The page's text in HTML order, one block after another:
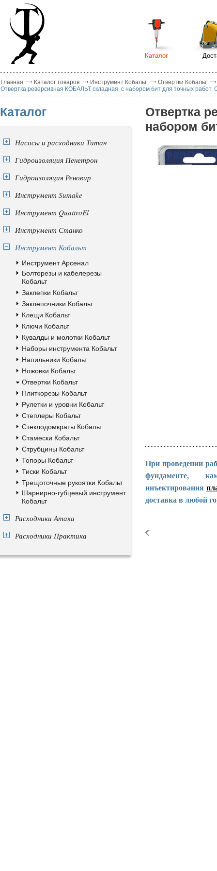
Каталог
Главная Каталог товаров Инструмент Кобальт
Отвертки Кобальт
Отвертка реверсивная КОБАЛЬТ складная, с набором бит для точных работ,
Каталог
Насосы и расходники Титан
Гидроизоляция Пенетрон
Гидроизоляция Реновир
Инструмент Sumake
Инструмент QuattroEl
Инструмент Станко
Инструмент Кобальт
Инструмент Арсенал
Болторезы и кабелерезы
Кобальт
Заклепки Кобальт
Заклепочники Кобальт
Клещи Кобальт
Ключи Кобальт
Кувалды и молотки Кобальт
Наборы инструмента Кобальт
Напильники Кобальт
Ножовки Кобальт
Отвертки Кобальт
Плиткорезы Кобальт
Рулетки и уровни Кобальт
Степлеры Кобальт
Стеклодомкраты Кобальт
Стамески Кобальт
Струбцины Кобальт
Топоры Кобальт
Тиски Кобальт
Трещоточные рукоятки Кобальт
Шарнирно-губцевый инструмент
Кобальт
Расходники Атака
Расходники Практика
Отвертка
набором
При проведении
фундаменте,
инъектирования
доставка в любой